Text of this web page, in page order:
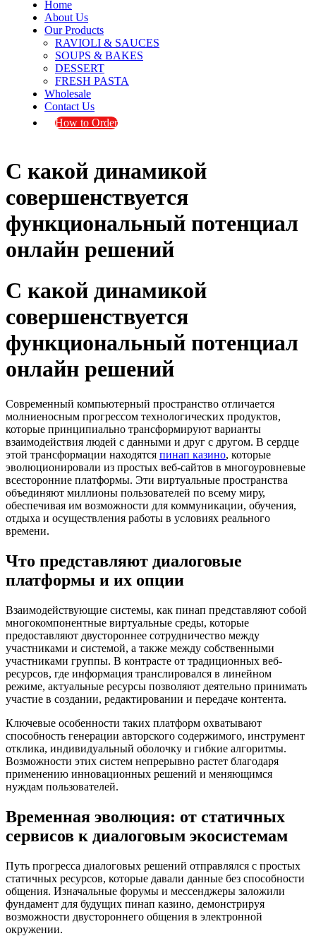
Home
About Us
Our Products
RAVIOLI & SAUCES
SOUPS & BAKES
DESSERT
FRESH PASTA
Wholesale
Contact Us
How to Order
С какой динамикой
совершенствуется
функциональный потенциал
онлайн решений
С какой динамикой
совершенствуется
функциональный потенциал
онлайн решений
Современный компьютерный пространство отличается
молниеносным прогрессом технологических продуктов,
которые принципиально трансформируют варианты
взаимодействия людей с данными и друг с другом. В сердце
этой трансформации находятся пинап казино, которые
эволюционировали из простых веб-сайтов в многоуровневые
всесторонние платформы. Эти виртуальные пространства
объединяют миллионы пользователей по всему миру,
обеспечивая им возможности для коммуникации, обучения,
отдыха и осуществления работы в условиях реального
времени.
Что представляют диалоговые
платформы и их опции
Взаимодействующие системы, как пинап представляют собой
многокомпонентные виртуальные среды, которые
предоставляют двустороннее сотрудничество между
участниками и системой, а также между собственными
участниками группы. В контрасте от традиционных веб-
ресурсов, где информация транслировался в линейном
режиме, актуальные ресурсы позволяют деятельно принимать
участие в создании, редактировании и передаче контента.
Ключевые особенности таких платформ охватывают
способность генерации авторского содержимого, инструмент
отклика, индивидуальный оболочку и гибкие алгоритмы.
Возможности этих систем непрерывно растет благодаря
применению инновационных решений и меняющимся
нуждам пользователей.
Временная эволюция: от статичных
сервисов к диалоговым экосистемам
Путь прогресса диалоговых решений отправлялся с простых
статичных ресурсов, которые давали данные без способности
общения. Изначальные форумы и мессенджеры заложили
фундамент для будущих пинап казино, демонстрируя
возможности двустороннего общения в электронной
окружении.